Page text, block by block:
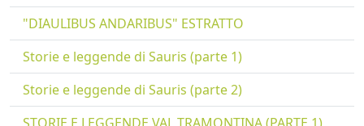
"DIAULIBUS ANDARIBUS" ESTRATTO
Storie e leggende di Sauris (parte 1)
Storie e leggende di Sauris (parte 2)